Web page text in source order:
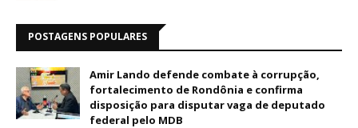
POSTAGENS POPULARES
Amir Lando defende combate à corrupção,
fortalecimento de Rondônia e confirma
disposição para disputar vaga de deputado
federal pelo MDB